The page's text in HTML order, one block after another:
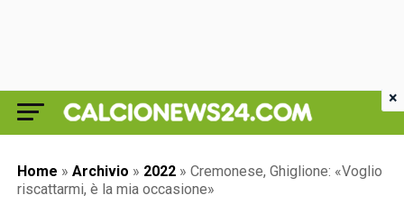
Home » Archivio » 2022 » Cremonese, Ghiglione: «Voglio
riscattarmi, è la mia occasione»
×